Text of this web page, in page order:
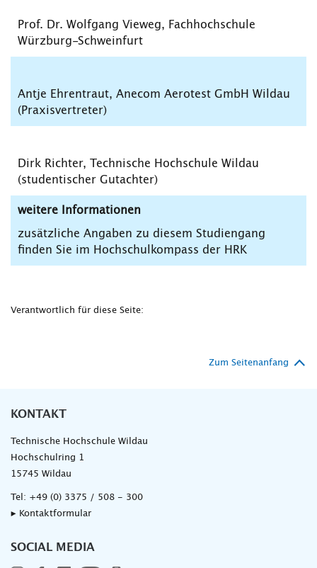
Prof. Dr. Wolfgang Vieweg, Fachhochschule
Würzburg-Schweinfurt
Antje Ehrentraut, Anecom Aerotest GmbH Wildau
(Praxisvertreter)
Dirk Richter, Technische Hochschule Wildau
(studentischer Gutachter)
weitere Informationen
zusätzliche Angaben zu diesem Studiengang
finden Sie im Hochschulkompass der HRK
Verantwortlich für diese Seite:
Zum Seitenanfang
KONTAKT
Technische Hochschule Wildau
Hochschulring 1
15745 Wildau
Tel: +49 (0) 3375 / 508 - 300
▸ Kontaktformular
SOCIAL MEDIA